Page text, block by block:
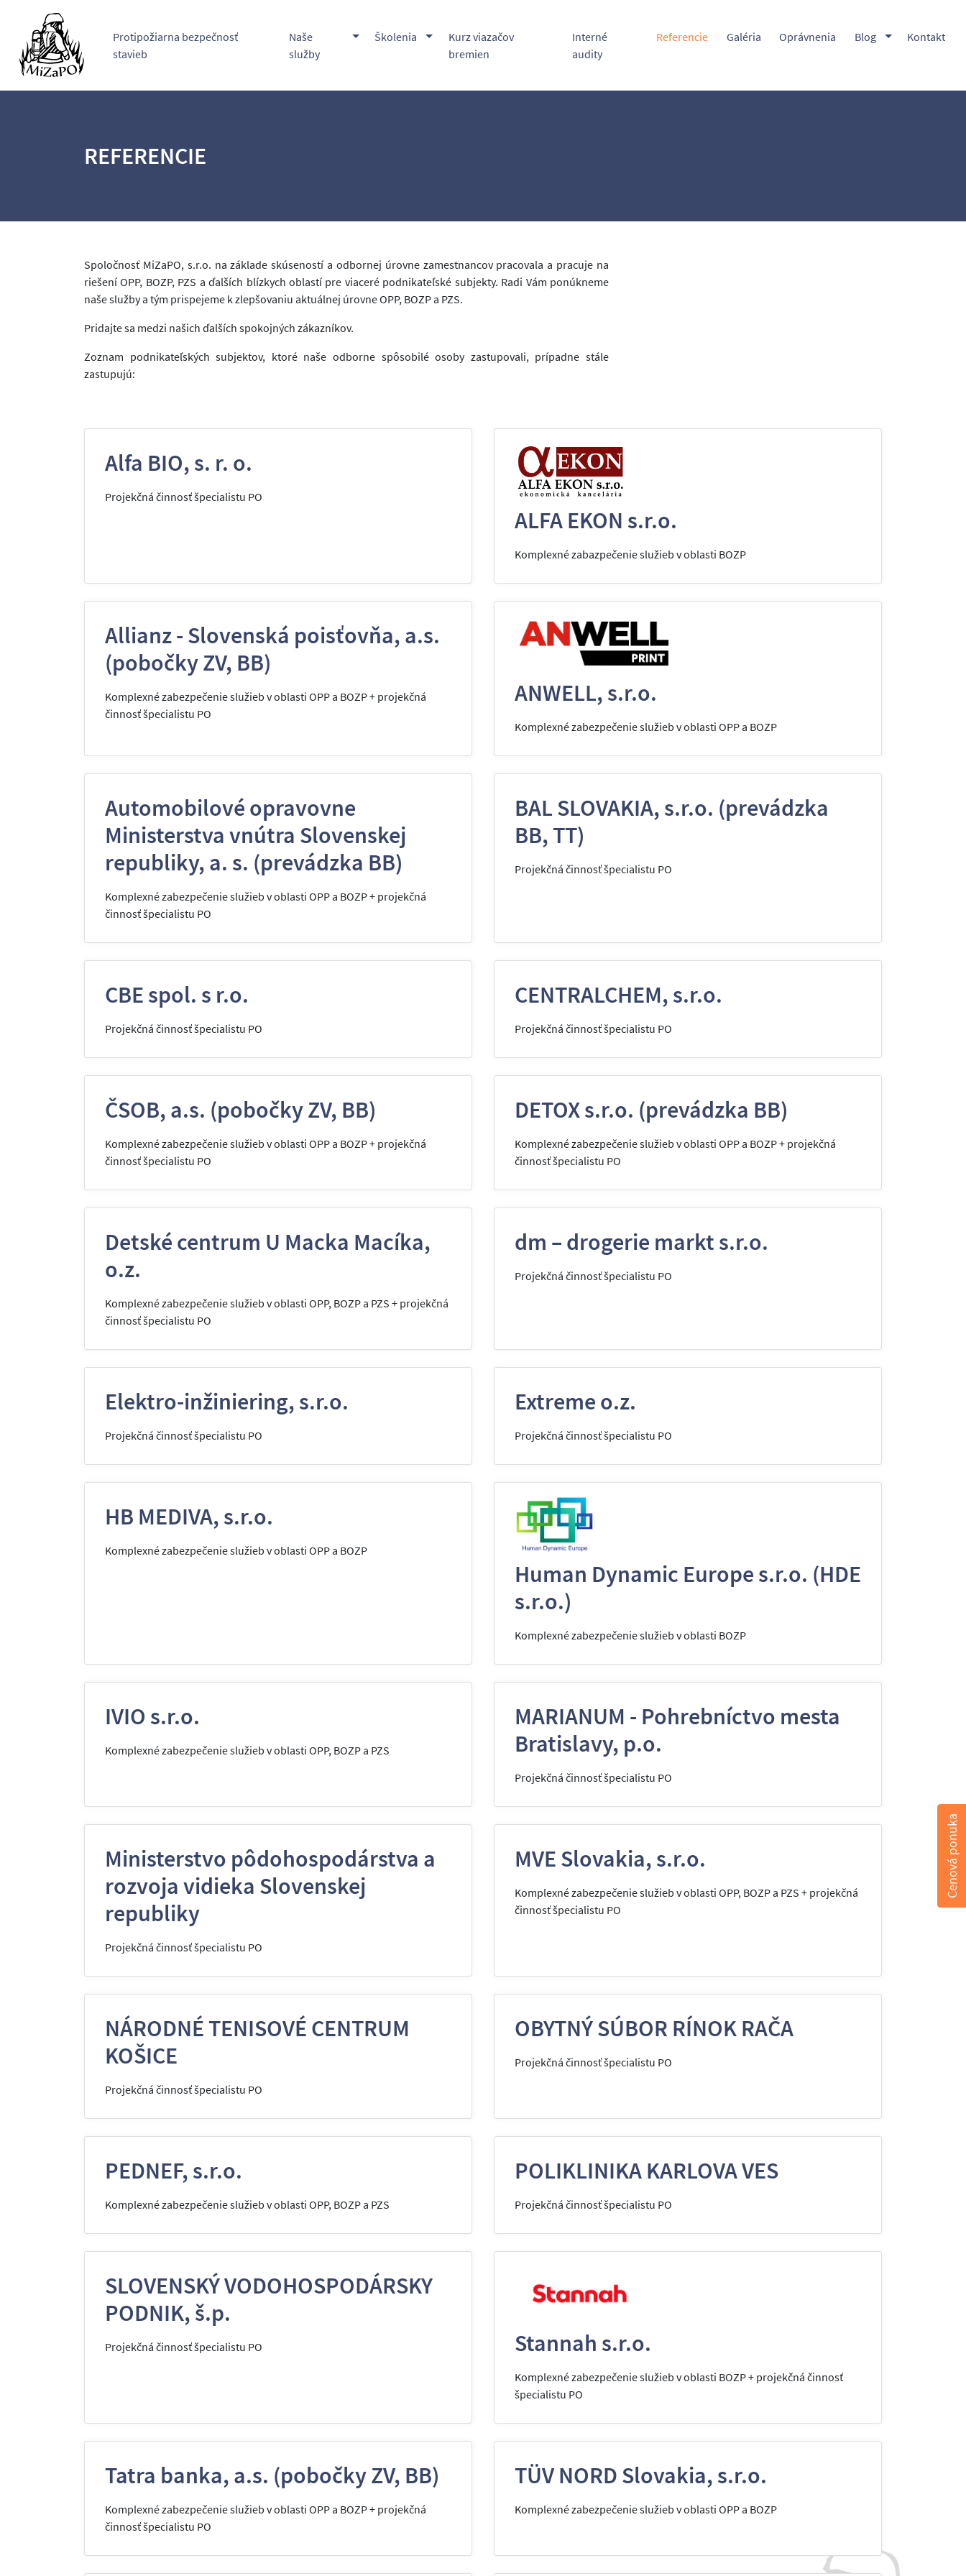
Protipožiarna bezpečnosť
stavieb
Naše
služby
Toggle Dropdown
Školenia Toggle Dropdown
Kurz viazačov
bremien
Interné
audity
Referencie Galéria Oprávnenia Blog ToggleKontakt
REFERENCIE
Spoločnosť MiZaPO, s.r.o. na základe skúseností a odbornej úrovne zamestnancov pracovala a pracuje na
riešení OPP, BOZP, PZS a ďalších blízkych oblastí pre viaceré podnikateľské subjekty. Radi Vám ponúkneme
naše služby a tým prispejeme k zlepšovaniu aktuálnej úrovne OPP, BOZP a PZS.
Pridajte sa medzi našich ďalších spokojných zákazníkov.
Zoznam podnikateľských subjektov, ktoré naše odborne spôsobilé osoby zastupovali, prípadne stále
zastupujú:
Alfa BIO, s. r. o.
Projekčná činnosť špecialistu PO
ALFA EKON s.r.o.
Komplexné zabazpečenie služieb v oblasti BOZP
Allianz - Slovenská poisťovňa, a.s.
(pobočky ZV, BB)
Komplexné zabezpečenie služieb v oblasti OPP a BOZP + projekčná
činnosť špecialistu PO
ANWELL, s.r.o.
Komplexné zabezpečenie služieb v oblasti OPP a BOZP
Automobilové opravovne
Ministerstva vnútra Slovenskej
republiky, a. s. (prevádzka BB)
Komplexné zabezpečenie služieb v oblasti OPP a BOZP + projekčná
činnosť špecialistu PO
BAL SLOVAKIA, s.r.o. (prevádzka
BB, TT)
Projekčná činnosť špecialistu PO
CBE spol. s r.o.
Projekčná činnosť špecialistu PO
CENTRALCHEM, s.r.o.
Projekčná činnosť špecialistu PO
ČSOB, a.s. (pobočky ZV, BB)
Komplexné zabezpečenie služieb v oblasti OPP a BOZP + projekčná
činnosť špecialistu PO
DETOX s.r.o. (prevádzka BB)
Komplexné zabezpečenie služieb v oblasti OPP a BOZP + projekčná
činnosť špecialistu PO
Detské centrum U Macka Macíka,
o.z.
Komplexné zabezpečenie služieb v oblasti OPP, BOZP a PZS + projekčná
činnosť špecialistu PO
dm – drogerie markt s.r.o.
Projekčná činnosť špecialistu PO
Elektro-inžiniering, s.r.o.
Projekčná činnosť špecialistu PO
Extreme o.z.
Projekčná činnosť špecialistu PO
HB MEDIVA, s.r.o.
Komplexné zabezpečenie služieb v oblasti OPP a BOZP
Human Dynamic Europe s.r.o. (HDE
s.r.o.)
Komplexné zabezpečenie služieb v oblasti BOZP
IVIO s.r.o.
Komplexné zabezpečenie služieb v oblasti OPP, BOZP a PZS
MARIANUM - Pohrebníctvo mesta
Bratislavy, p.o.
Projekčná činnosť špecialistu PO
Ministerstvo pôdohospodárstva a
rozvoja vidieka Slovenskej
republiky
Projekčná činnosť špecialistu PO
MVE Slovakia, s.r.o.
Komplexné zabezpečenie služieb v oblasti OPP, BOZP a PZS + projekčná
činnosť špecialistu PO
NÁRODNÉ TENISOVÉ CENTRUM
KOŠICE
Projekčná činnosť špecialistu PO
OBYTNÝ SÚBOR RÍNOK RAČA
Projekčná činnosť špecialistu PO
PEDNEF, s.r.o.
Komplexné zabezpečenie služieb v oblasti OPP, BOZP a PZS
POLIKLINIKA KARLOVA VES
Projekčná činnosť špecialistu PO
SLOVENSKÝ VODOHOSPODÁRSKY
PODNIK, š.p.
Projekčná činnosť špecialistu PO Stannah s.r.o.
Komplexné zabezpečenie služieb v oblasti BOZP + projekčná činnosť
špecialistu PO
Tatra banka, a.s. (pobočky ZV, BB)
Komplexné zabezpečenie služieb v oblasti OPP a BOZP + projekčná
činnosť špecialistu PO
TÜV NORD Slovakia, s.r.o.
Komplexné zabezpečenie služieb v oblasti OPP a BOZP
Cenová ponuka